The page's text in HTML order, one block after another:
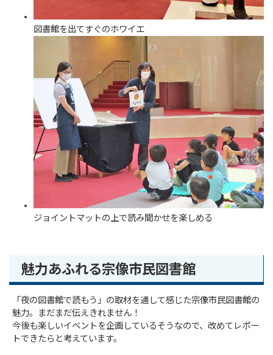
図書館を出てすぐのホワイエ
ジョイントマットの上で読み聞かせを楽しめる
魅力あふれる宗像市民図書館
「夜の図書館で読もう」の取材を通して感じた宗像市民図書館の
魅力。まだまだ伝えきれません！
今後も楽しいイベントを企画しているそうなので、改めてレポー
トできたらと考えています。